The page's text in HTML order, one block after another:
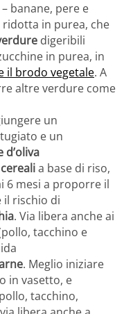
– banane, pere e
ridotta in purea, che
digeribili
in purea, in
il brodo vegetale. A
altre verdure come
un
e un
a base di riso,
6 mesi a proporre il
il rischio di
. Via libera anche ai
tacchino e
. Meglio iniziare
in vasetto, e
tacchino,